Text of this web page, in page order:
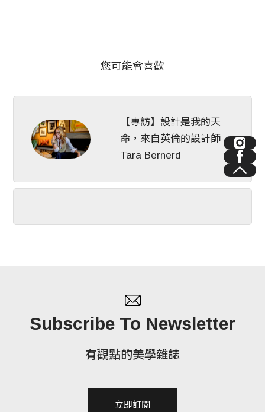
您可能會喜歡
【專訪】設計是我的天
命，來自英倫的設計師
Tara Bernerd
Subscribe To Newsletter
有觀點的美學雜誌
立即訂閱